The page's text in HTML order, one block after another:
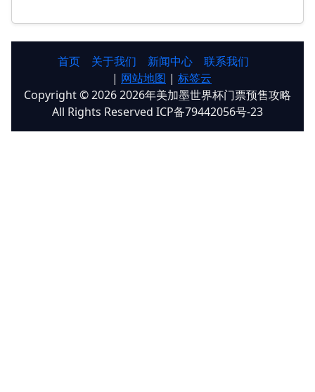
首页 关于我们 新闻中心
联系我们
| 网站地图 | 标签云
Copyright © 2026 2026年美加墨世界杯门票预售攻略
All Rights Reserved ICP备79442056号-23